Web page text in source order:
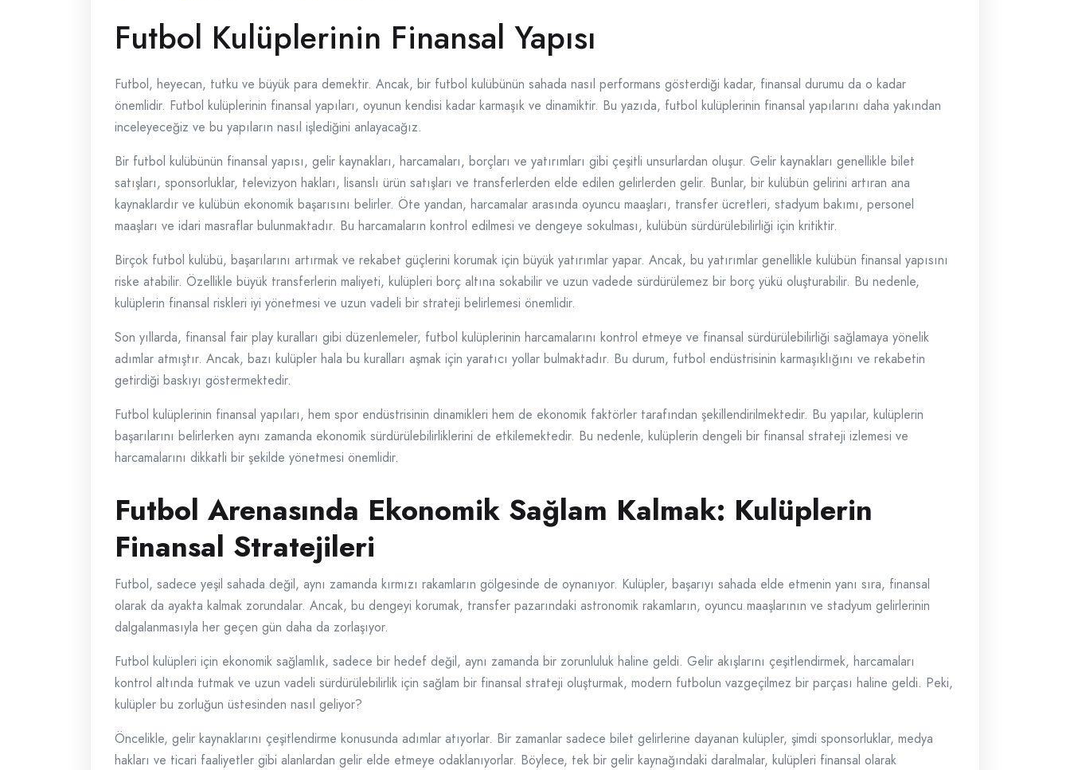
Futbol Kulüplerinin Finansal Yapısı
Futbol, heyecan, tutku ve büyük para demektir. Ancak, bir futbol kulübünün sahada nasıl performans gösterdiği kadar, finansal durumu da o kadar
önemlidir. Futbol kulüplerinin finansal yapıları, oyunun kendisi kadar karmaşık ve dinamiktir. Bu yazıda, futbol kulüplerinin finansal yapılarını daha yakından
inceleyeceğiz ve bu yapıların nasıl işlediğini anlayacağız.
Bir futbol kulübünün finansal yapısı, gelir kaynakları, harcamaları, borçları ve yatırımları gibi çeşitli unsurlardan oluşur. Gelir kaynakları genellikle bilet
satışları, sponsorluklar, televizyon hakları, lisanslı ürün satışları ve transferlerden elde edilen gelirlerden gelir. Bunlar, bir kulübün gelirini artıran ana
kaynaklardır ve kulübün ekonomik başarısını belirler. Öte yandan, harcamalar arasında oyuncu maaşları, transfer ücretleri, stadyum bakımı, personel
maaşları ve idari masraflar bulunmaktadır. Bu harcamaların kontrol edilmesi ve dengeye sokulması, kulübün sürdürülebilirliği için kritiktir.
Birçok futbol kulübü, başarılarını artırmak ve rekabet güçlerini korumak için büyük yatırımlar yapar. Ancak, bu yatırımlar genellikle kulübün finansal yapısını
riske atabilir. Özellikle büyük transferlerin maliyeti, kulüpleri borç altına sokabilir ve uzun vadede sürdürülemez bir borç yükü oluşturabilir. Bu nedenle,
kulüplerin finansal riskleri iyi yönetmesi ve uzun vadeli bir strateji belirlemesi önemlidir.
Son yıllarda, finansal fair play kuralları gibi düzenlemeler, futbol kulüplerinin harcamalarını kontrol etmeye ve finansal sürdürülebilirliği sağlamaya yönelik
adımlar atmıştır. Ancak, bazı kulüpler hala bu kuralları aşmak için yaratıcı yollar bulmaktadır. Bu durum, futbol endüstrisinin karmaşıklığını ve rekabetin
getirdiği baskıyı göstermektedir.
Futbol kulüplerinin finansal yapıları, hem spor endüstrisinin dinamikleri hem de ekonomik faktörler tarafından şekillendirilmektedir. Bu yapılar, kulüplerin
başarılarını belirlerken aynı zamanda ekonomik sürdürülebilirliklerini de etkilemektedir. Bu nedenle, kulüplerin dengeli bir finansal strateji izlemesi ve
harcamalarını dikkatli bir şekilde yönetmesi önemlidir.
Futbol Arenasında Ekonomik Sağlam Kalmak: Kulüplerin
Finansal Stratejileri
Futbol, sadece yeşil sahada değil, aynı zamanda kırmızı rakamların gölgesinde de oynanıyor. Kulüpler, başarıyı sahada elde etmenin yanı sıra, finansal
olarak da ayakta kalmak zorundalar. Ancak, bu dengeyi korumak, transfer pazarındaki astronomik rakamların, oyuncu maaşlarının ve stadyum gelirlerinin
dalgalanmasıyla her geçen gün daha da zorlaşıyor.
Futbol kulüpleri için ekonomik sağlamlık, sadece bir hedef değil, aynı zamanda bir zorunluluk haline geldi. Gelir akışlarını çeşitlendirmek, harcamaları
kontrol altında tutmak ve uzun vadeli sürdürülebilirlik için sağlam bir finansal strateji oluşturmak, modern futbolun vazgeçilmez bir parçası haline geldi. Peki,
kulüpler bu zorluğun üstesinden nasıl geliyor?
Öncelikle, gelir kaynaklarını çeşitlendirme konusunda adımlar atıyorlar. Bir zamanlar sadece bilet gelirlerine dayanan kulüpler, şimdi sponsorluklar, medya
hakları ve ticari faaliyetler gibi alanlardan gelir elde etmeye odaklanıyorlar. Böylece, tek bir gelir kaynağındaki daralmalar, kulüpleri finansal olarak